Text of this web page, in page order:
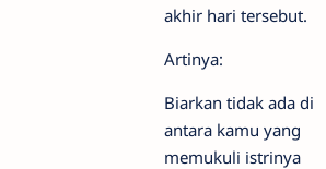
akhir hari tersebut.
Artinya:
Biarkan tidak ada di
antara kamu yang
memukuli istrinya